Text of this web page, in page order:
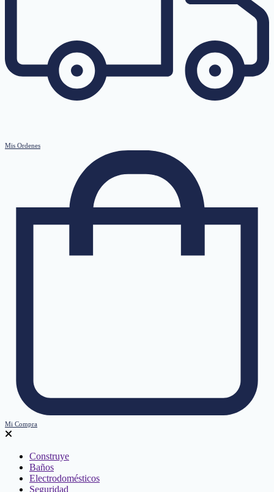
Mis Ordenes
Mi Compra
Construye
Baños
Electrodomésticos
Seguridad